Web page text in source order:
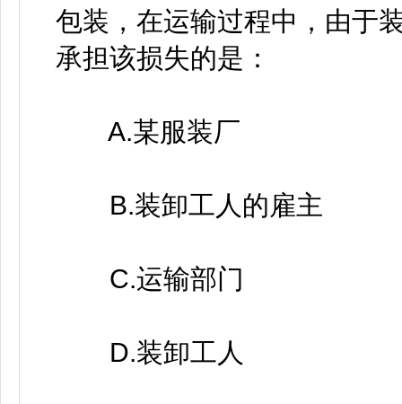
包装，在运输过程中，由于
承担该损失的是：
A.某服装厂
B.装卸工人的雇主
C.运输部门
D.装卸工人